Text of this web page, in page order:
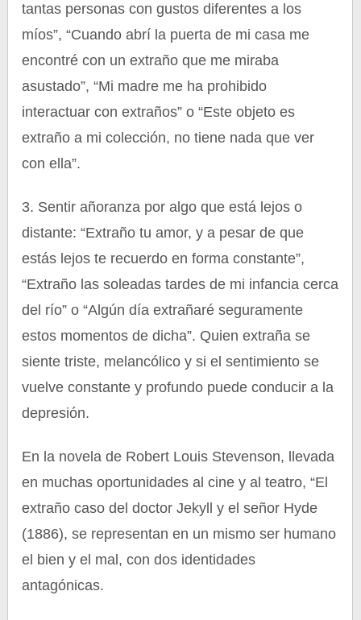
tantas personas con gustos diferentes a los
míos”, “Cuando abrí la puerta de mi casa me
encontré con un extraño que me miraba
asustado”, “Mi madre me ha prohibido
interactuar con extraños” o “Este objeto es
extraño a mi colección, no tiene nada que ver
con ella”.
3. Sentir añoranza por algo que está lejos o
distante: “Extraño tu amor, y a pesar de que
estás lejos te recuerdo en forma constante”,
“Extraño las soleadas tardes de mi infancia cerca
del río” o “Algún día extrañaré seguramente
estos momentos de dicha”. Quien extraña se
siente triste, melancólico y si el sentimiento se
vuelve constante y profundo puede conducir a la
depresión.
En la novela de Robert Louis Stevenson, llevada
en muchas oportunidades al cine y al teatro, “El
extraño caso del doctor Jekyll y el señor Hyde
(1886), se representan en un mismo ser humano
el bien y el mal, con dos identidades
antagónicas.